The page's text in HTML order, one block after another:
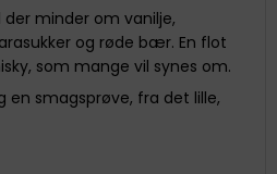
minder om vanilje,
og røde bær. En flot
som mange vil synes om.
en smagsprøve, fra det lille,